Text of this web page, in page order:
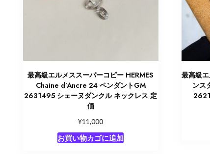
最高級エルメススーパーコピー HERMES
Chaine d’Ancre 24 ペンダントGM
2631495 シェーヌダンクル ネックレス 定
価
¥11,000
お買い物カゴに追加
最高級
ンス